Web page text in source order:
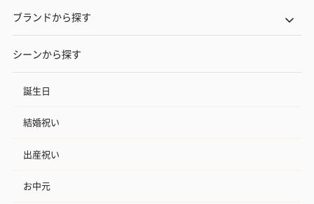
ブランドから探す
シーンから探す
誕生日
結婚祝い
出産祝い
お中元